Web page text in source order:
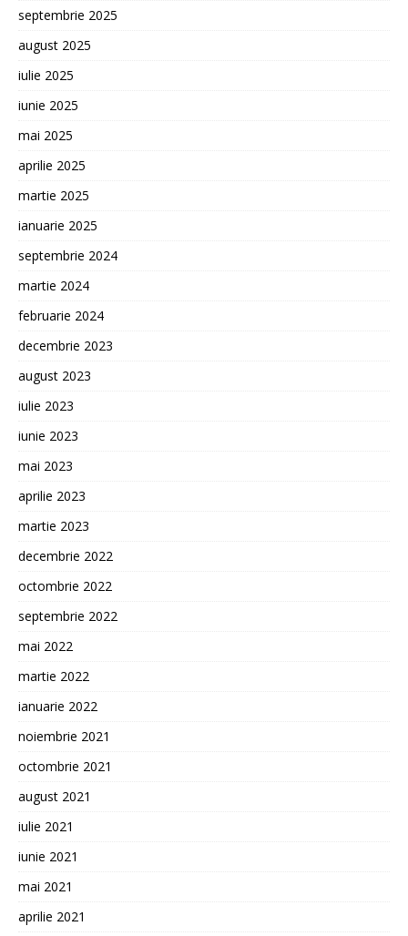
septembrie 2025
august 2025
iulie 2025
iunie 2025
mai 2025
aprilie 2025
martie 2025
ianuarie 2025
septembrie 2024
martie 2024
februarie 2024
decembrie 2023
august 2023
iulie 2023
iunie 2023
mai 2023
aprilie 2023
martie 2023
decembrie 2022
octombrie 2022
septembrie 2022
mai 2022
martie 2022
ianuarie 2022
noiembrie 2021
octombrie 2021
august 2021
iulie 2021
iunie 2021
mai 2021
aprilie 2021